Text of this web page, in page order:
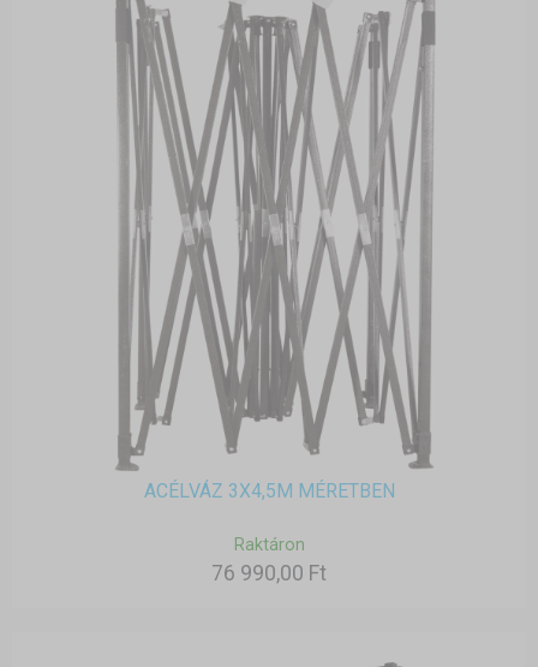
ACÉLVÁZ 3X4,5M MÉRETBEN
Raktáron
76 990,00 Ft